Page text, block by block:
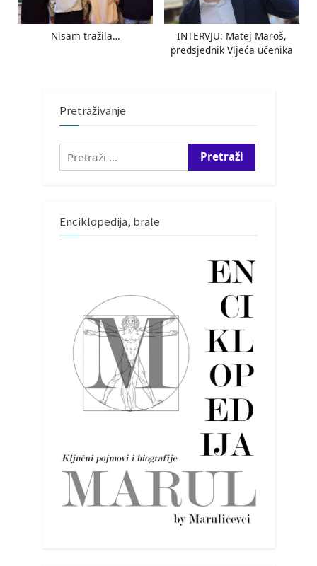
Nisam tražila…
INTERVJU: Matej Maroš,
predsjednik Vijeća učenika
Pretraživanje
Pretraži:
Enciklopedija, brale